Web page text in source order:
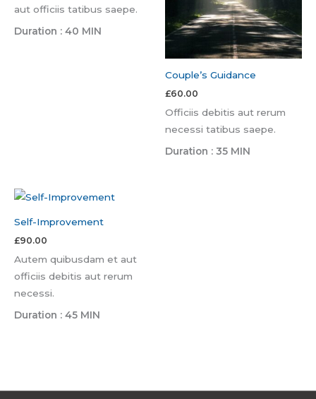
aut officiis tatibus saepe.
Duration : 40 MIN
Couple’s Guidance
£60.00
Officiis debitis aut rerum
necessi tatibus saepe.
Duration : 35 MIN
Self-Improvement
£90.00
Autem quibusdam et aut
officiis debitis aut rerum
necessi.
Duration : 45 MIN